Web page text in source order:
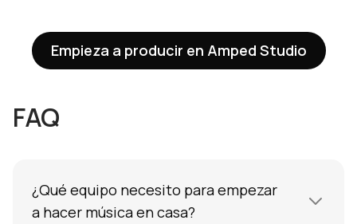
Empieza a producir en Amped Studio
FAQ
¿Qué equipo necesito para empezar
a hacer música en casa?